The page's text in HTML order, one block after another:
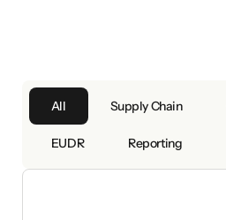
All Supply Chain
EUDR Reporting